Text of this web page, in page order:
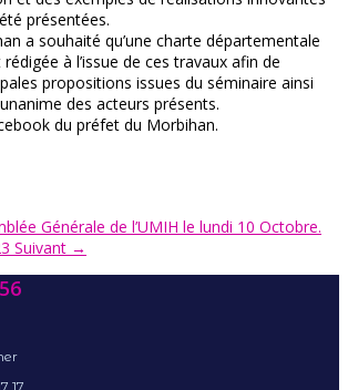
présentées.
a souhaité qu’une charte départementale
à l’issue de ces travaux afin de
propositions issues du séminaire ainsi
des acteurs présents.
du préfet du Morbihan.
Générale de l’UMIH le lundi 10 Octobre.
Suivant →
17